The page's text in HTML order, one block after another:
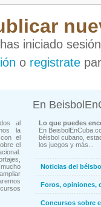
iniciado
o registrate
al
la
el
el
En
Lo que puedes
En
béisbol cubano,
los juegos y más...
Noticias del
Foros, opiniones,
Concursos sobre